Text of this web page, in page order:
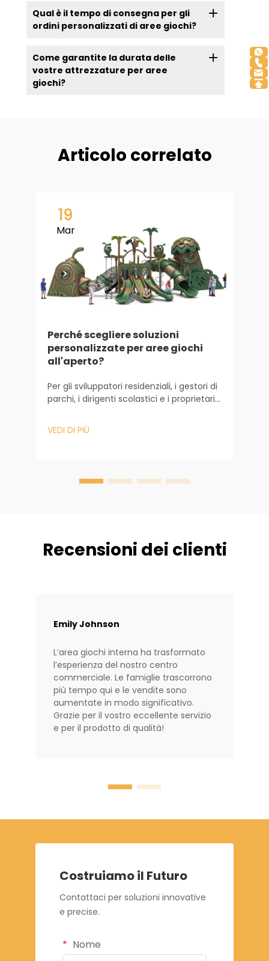
Qual è il tempo di consegna per gli
ordini personalizzati di aree giochi?
Come garantite la durata delle
vostre attrezzature per aree
giochi?
Articolo correlato
19
Mar
Perché scegliere soluzioni
personalizzate per aree giochi
all'aperto?
Per gli sviluppatori residenziali, i gestori di
parchi, i dirigenti scolastici e i proprietari
è molto più di una semplice struttura
ludica per bambini. È il cuore della
VEDI DI PIÙ
Recensioni dei clienti
Emily Johnson
L’area giochi interna ha trasformato
l’esperienza del nostro centro
commerciale. Le famiglie trascorrono
più tempo qui e le vendite sono
aumentate in modo significativo.
Grazie per il vostro eccellente servizio
e per il prodotto di qualità!
Costruiamo il Futuro
Contattaci per soluzioni innovative
e precise.
Nome